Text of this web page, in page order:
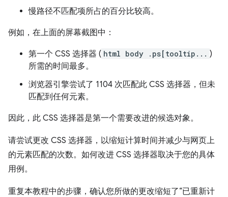
慢路径不匹配项所占的百分比较高。
例如，在上面的屏幕截图中：
第一个 CSS 选择器 ( html body .ps[tooltip... )
所需的时间最多。
浏览器引擎尝试了 1104 次匹配此 CSS 选择器，但未
匹配到任何元素。
因此，此 CSS 选择器是第一个需要改进的候选对象。
请尝试更改 CSS 选择器，以缩短计算时间并减少与网页上
的元素匹配的次数。如何改进 CSS 选择器取决于您的具体
用例。
重复本教程中的步骤，确认您所做的更改缩短了“已重新计